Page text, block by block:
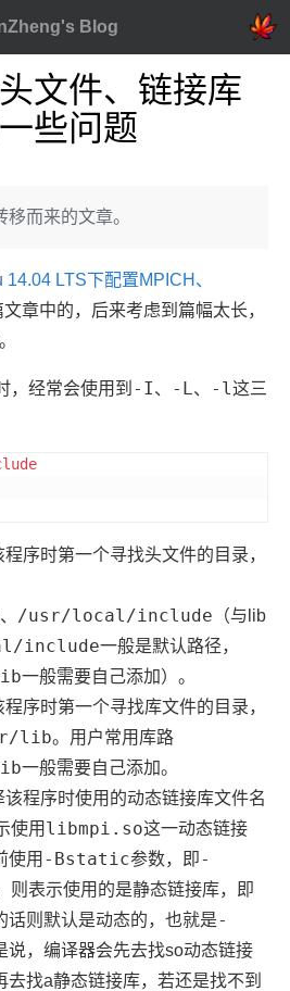
Blog
文件、链接库
些问题
而来的文章。
14.04 LTS下配置MPICH、
章中的，后来考虑到篇幅太长，
，经常会使用到 -I、 -L、 -l这三
序时第一个寻找头文件的目录，
、 /usr/local/include （与lib
include一般是默认路径，
一般需要自己添加）。
序时第一个寻找库文件的目录，
lib。用户常用库路
一般需要自己添加。
程序时使用的动态链接库文件名
使用 libmpi.so这一动态链接
使用 -Bstatic参数，即-
则表示使用的是静态链接库，即
话则默认是动态的，也就是-
说，编译器会先去找so动态链接
去找a静态链接库，若还是找不到